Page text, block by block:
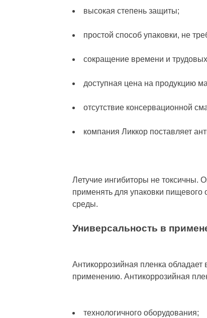
высокая степень защиты;
простой способ упаковки, не
сокращение времени и трудовых
доступная цена на продукцию
отсутствие консервационной
компания Ликкор поставляет
Летучие ингибиторы не
применять для упаковки пищевого
среды.
Универсальность в
Антикоррозийная пленка
применению. Антикоррозийная
технологичного оборудования;